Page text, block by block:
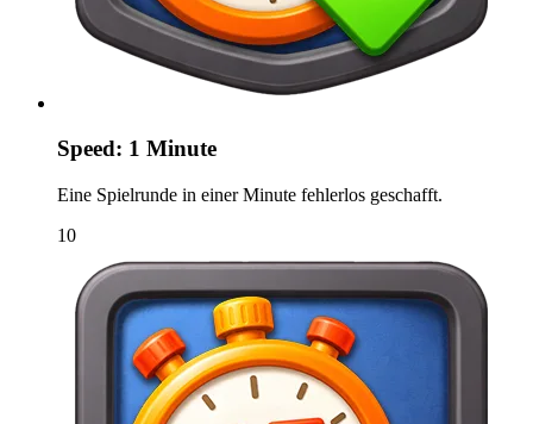
Speed: 1 Minute
Eine Spielrunde in einer Minute fehlerlos geschafft.
10